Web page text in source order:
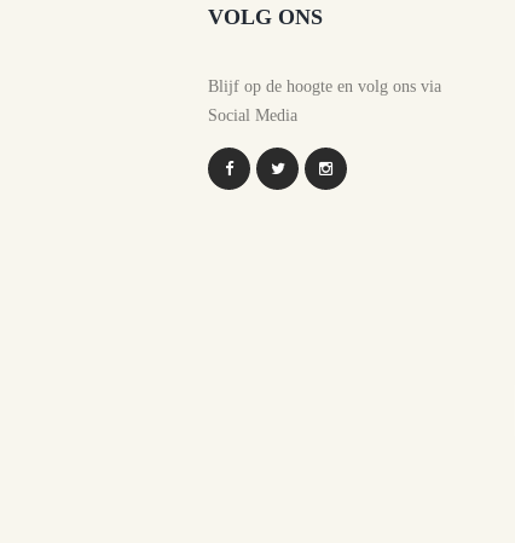
VOLG ONS
Blijf op de hoogte en volg ons via
Social Media